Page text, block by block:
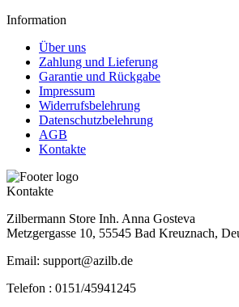
Information
Über uns
Zahlung und Lieferung
Garantie und Rückgabe
Impressum
Widerrufsbelehrung
Datenschutzbelehrung
AGB
Kontakte
Kontakte
Zilbermann Store Inh. Anna Gosteva
Metzgergasse 10, 55545 Bad Kreuznach,
Email: support@azilb.de
Telefon : 0151/45941245